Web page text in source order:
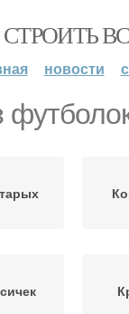
СТРОИТЬ
новости